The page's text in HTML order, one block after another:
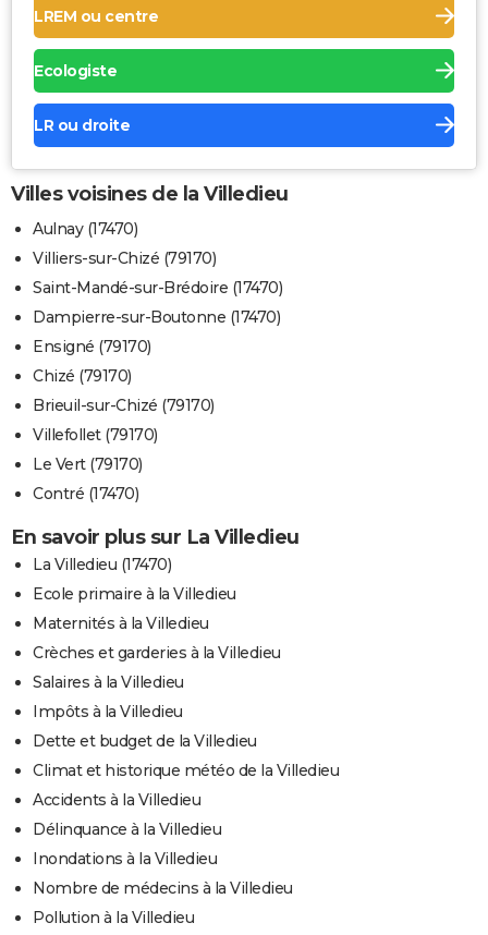
LREM ou centre
Ecologiste
LR ou droite
Villes voisines de la Villedieu
Aulnay (17470)
Villiers-sur-Chizé (79170)
Saint-Mandé-sur-Brédoire (17470)
Dampierre-sur-Boutonne (17470)
Ensigné (79170)
Chizé (79170)
Brieuil-sur-Chizé (79170)
Villefollet (79170)
Le Vert (79170)
Contré (17470)
En savoir plus sur La Villedieu
La Villedieu (17470)
Ecole primaire à la Villedieu
Maternités à la Villedieu
Crèches et garderies à la Villedieu
Salaires à la Villedieu
Impôts à la Villedieu
Dette et budget de la Villedieu
Climat et historique météo de la Villedieu
Accidents à la Villedieu
Délinquance à la Villedieu
Inondations à la Villedieu
Nombre de médecins à la Villedieu
Pollution à la Villedieu